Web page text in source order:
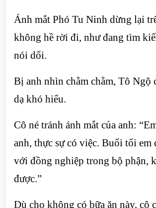
Ánh mắt Phó Tu Ninh dừng lại
không hề rời đi, như đang tìm
nói dối.
Bị anh nhìn chằm chằm, Tô Ngộ
dạ khó hiểu.
Cô né tránh ánh mắt của anh:
anh, thực sự có việc. Buổi tối em
với đồng nghiệp trong bộ phận,
được.”
Dù cho không có bữa ăn này, cô